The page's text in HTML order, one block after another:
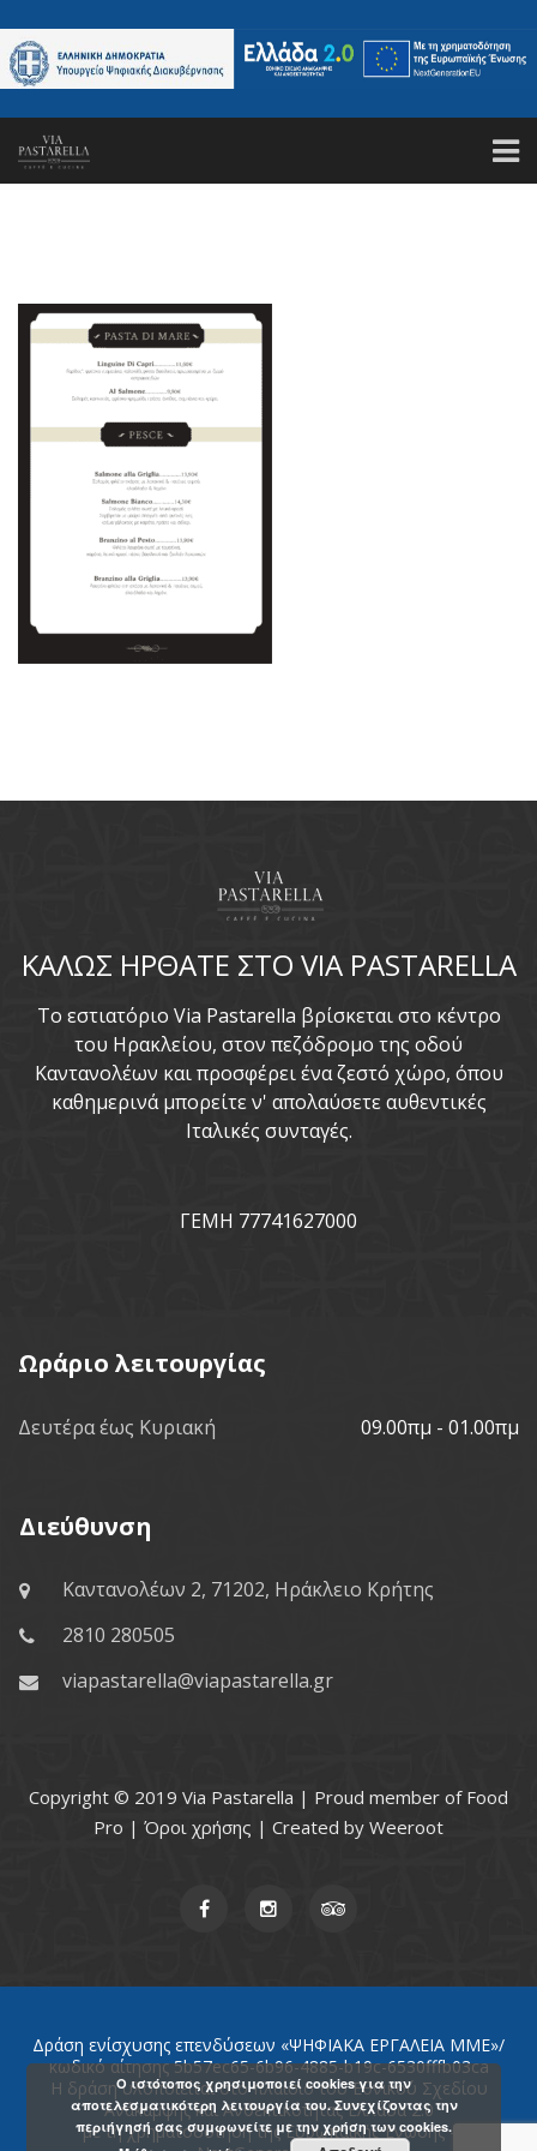
ΚΑΛΩΣ ΗΡΘΑΤΕ ΣΤΟ VIA PASTARELLA
To εστιατόριο Via Pastarella βρίσκεται στο κέντρο
του Ηρακλείου, στον πεζόδρομο της οδού
Καντανολέων και προσφέρει ένα ζεστό χώρο, όπου
καθημερινά μπορείτε ν' απολαύσετε αυθεντικές
Ιταλικές συνταγές.
ΓΕΜΗ 77741627000
Ωράριο λειτουργίας
Δευτέρα έως Κυριακή 09.00πμ - 01.00πμ
Διεύθυνση
Καντανολέων 2, 71202, Ηράκλειο Κρήτης
2810 280505
viapastarella@viapastarella.gr
Copyright © 2019 Via Pastarella | Proud member of Food
Pro | Όροι χρήσης | Created by Weeroot
Δράση ενίσχυσης επενδύσεων «ΨΗΦΙΑΚΑ ΕΡΓΑΛΕΙΑ ΜΜΕ»/
κωδικό αίτησης 5b57ec65-6b96-4885-b19c-6530fffb03ca
Η δράση υλοποιείται στο πλαίσιο του Εθνικού Σχεδίου
Ανάκαμψης και Ανθεκτικότητας Ελλάδα 2.0
με τη χρηματοδότηση της Ευρωπαϊκής Ένωσης -
Ο ιστότοπος χρησιμοποιεί cookies για την
αποτελεσματικότερη λειτουργία του. Συνεχίζοντας την
περιήγησή σας συμφωνείτε με την χρήση των cookies.